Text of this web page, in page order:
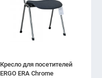
Кресло для посетителей
ERGO ERA Chrome